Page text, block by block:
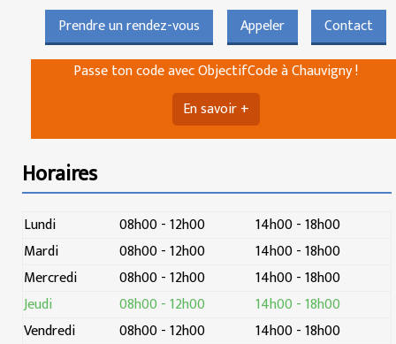
Prendre un rendez-vous Appeler
Contact
Passe ton code avec ObjectifCode à Chauvigny !
En savoir +
Horaires
Lundi 08h00 - 12h00
14h00 - 18h00
Mardi
08h00 - 12h00
14h00 - 18h00
Mercredi
08h00 - 12h00
14h00 - 18h00
Jeudi
08h00 - 12h00
14h00 - 18h00
Vendredi
08h00 - 12h00
14h00 - 18h00